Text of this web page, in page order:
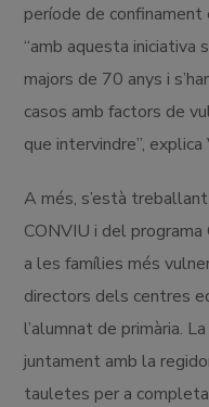
període de
“amb aquesta iniciativa
majors de 70 anys i
casos amb factors de
que intervindre”, explica
A més, s’està
CONVIU i del programa
a les famílies més
directors dels centres
l’alumnat de primària.
juntament amb la
tauletes per a